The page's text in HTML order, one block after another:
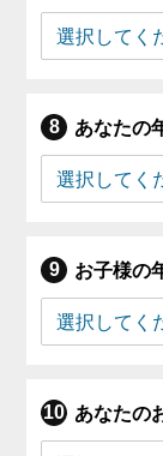
あなたの
お子様の
あなたの